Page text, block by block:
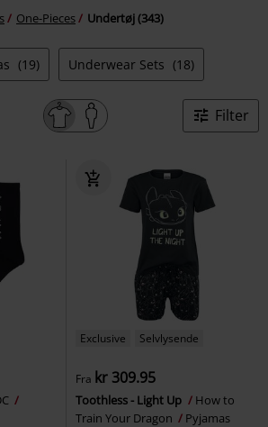
One-Pieces Undertøj (343)
(19) Underwear Sets (18)
Filter
Exclusive Selvlysende
Fra kr 309.95
Toothless - Light Up
How to
Train Your Dragon
Pyjamas